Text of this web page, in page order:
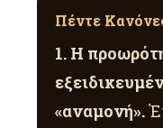
Πέντε
1. Η
«αναμονή».